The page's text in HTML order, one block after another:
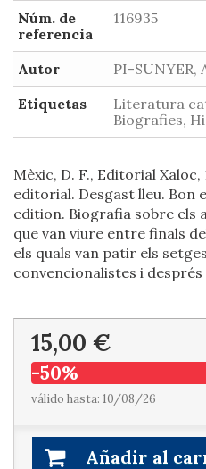
Núm. de
referencia
116935
Autor
PI-SUNYER,
Etiquetas
Literatura
Biografies,
Mèxic, D. F., Editorial Xaloc,
editorial. Desgast lleu. Bon
edition. Biografia sobre els
que van viure entre finals
els quals van patir els
convencionalistes i
15,00 €
-50%
válido hasta: 10/08/26
Añadir al